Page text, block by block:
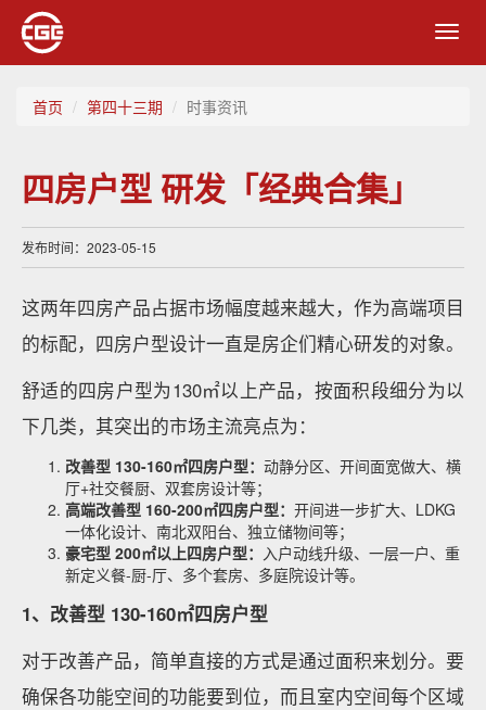
首页 第四十三期 时事资讯
四房户型 研发「经典合集」
发布时间：2023-05-15
这两年四房产品占据市场幅度越来越大，作为高端项目
的标配，四房户型设计一直是房企们精心研发的对象。
舒适的四房户型为130㎡以上产品，按面积段细分为以
下几类，其突出的市场主流亮点为：
改善型 130-160㎡四房户型： 动静分区、开间面宽做大、横
厅+社交餐厨、双套房设计等；
高端改善型 160-200㎡四房户型： 开间进一步扩大、LDKG
一体化设计、南北双阳台、独立储物间等；
豪宅型 200㎡以上四房户型： 入户动线升级、一层一户、重
新定义餐-厨-厅、多个套房、多庭院设计等。
1、改善型 130-160㎡四房户型
对于改善产品，简单直接的方式是通过面积来划分。要
确保各功能空间的功能要到位，而且室内空间每个区域